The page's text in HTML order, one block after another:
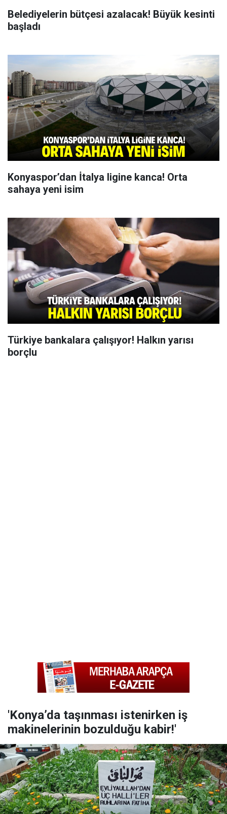
Belediyelerin bütçesi azalacak! Büyük kesinti
başladı
Konyaspor’dan İtalya ligine kanca! Orta
sahaya yeni isim
Türkiye bankalara çalışıyor! Halkın yarısı
borçlu
'Konya’da taşınması istenirken iş
makinelerinin bozulduğu kabir!'